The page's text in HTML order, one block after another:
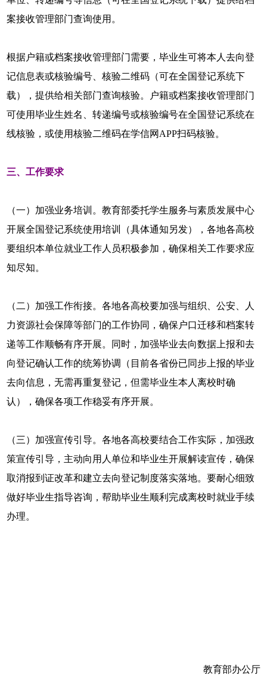
案接收管理部门查询使用。
根据户籍或档案接收管理部门需要，毕业生可将本人去向登
记信息表或核验编号、核验二维码（可在全国登记系统下
载），提供给相关部门查询核验。户籍或档案接收管理部门
可使用毕业生姓名、转递编号或核验编号在全国登记系统在
线核验，或使用核验二维码在学信网APP扫码核验。
三、工作要求
（一）加强业务培训。教育部委托学生服务与素质发展中心
开展全国登记系统使用培训（具体通知另发），各地各高校
要组织本单位就业工作人员积极参加，确保相关工作要求应
知尽知。
（二）加强工作衔接。各地各高校要加强与组织、公安、人
力资源社会保障等部门的工作协同，确保户口迁移和档案转
递等工作顺畅有序开展。同时，加强毕业去向数据上报和去
向登记确认工作的统筹协调（目前各省份已同步上报的毕业
去向信息，无需再重复登记，但需毕业生本人离校时确
认），确保各项工作稳妥有序开展。
（三）加强宣传引导。各地各高校要结合工作实际，加强政
策宣传引导，主动向用人单位和毕业生开展解读宣传，确保
取消报到证改革和建立去向登记制度落实落地。要耐心细致
做好毕业生指导咨询，帮助毕业生顺利完成离校时就业手续
办理。
教育部办公厅